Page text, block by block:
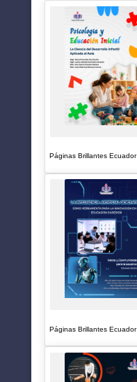
Páginas Brillantes Ecuador
Páginas Brillantes Ecuador